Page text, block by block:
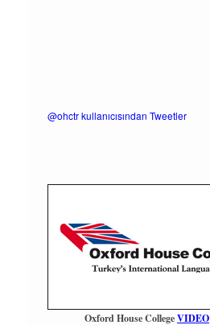
@ohctr kullanıcısından Tweetler
Oxford House CollegeVIDEO